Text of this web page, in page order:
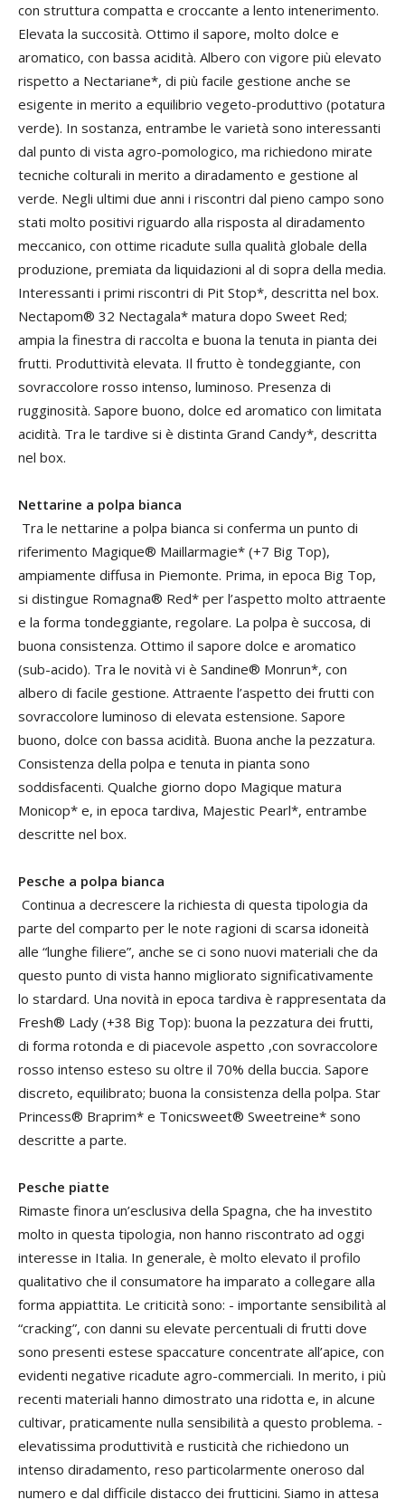
con struttura compatta e croccante a lento intenerimento.
Elevata la succosità. Ottimo il sapore, molto dolce e
aromatico, con bassa acidità. Albero con vigore più elevato
rispetto a Nectariane*, di più facile gestione anche se
esigente in merito a equilibrio vegeto-produttivo (potatura
verde). In sostanza, entrambe le varietà sono interessanti
dal punto di vista agro-pomologico, ma richiedono mirate
tecniche colturali in merito a diradamento e gestione al
verde. Negli ultimi due anni i riscontri dal pieno campo sono
stati molto positivi riguardo alla risposta al diradamento
meccanico, con ottime ricadute sulla qualità globale della
produzione, premiata da liquidazioni al di sopra della media.
Interessanti i primi riscontri di Pit Stop*, descritta nel box.
Nectapom® 32 Nectagala* matura dopo Sweet Red;
ampia la finestra di raccolta e buona la tenuta in pianta dei
frutti. Produttività elevata. Il frutto è tondeggiante, con
sovraccolore rosso intenso, luminoso. Presenza di
rugginosità. Sapore buono, dolce ed aromatico con limitata
acidità. Tra le tardive si è distinta Grand Candy*, descritta
nel box.
Nettarine a polpa bianca
Tra le nettarine a polpa bianca si conferma un punto di
riferimento Magique® Maillarmagie* (+7 Big Top),
ampiamente diffusa in Piemonte. Prima, in epoca Big Top,
si distingue Romagna® Red* per l’aspetto molto attraente
e la forma tondeggiante, regolare. La polpa è succosa, di
buona consistenza. Ottimo il sapore dolce e aromatico
(sub-acido). Tra le novità vi è Sandine® Monrun*, con
albero di facile gestione. Attraente l’aspetto dei frutti con
sovraccolore luminoso di elevata estensione. Sapore
buono, dolce con bassa acidità. Buona anche la pezzatura.
Consistenza della polpa e tenuta in pianta sono
soddisfacenti. Qualche giorno dopo Magique matura
Monicop* e, in epoca tardiva, Majestic Pearl*, entrambe
descritte nel box.
Pesche a polpa bianca
Continua a decrescere la richiesta di questa tipologia da
parte del comparto per le note ragioni di scarsa idoneità
alle “lunghe filiere”, anche se ci sono nuovi materiali che da
questo punto di vista hanno migliorato significativamente
lo stardard. Una novità in epoca tardiva è rappresentata da
Fresh® Lady (+38 Big Top): buona la pezzatura dei frutti,
di forma rotonda e di piacevole aspetto ,con sovraccolore
rosso intenso esteso su oltre il 70% della buccia. Sapore
discreto, equilibrato; buona la consistenza della polpa. Star
Princess® Braprim* e Tonicsweet® Sweetreine* sono
descritte a parte.
Pesche piatte
Rimaste finora un’esclusiva della Spagna, che ha investito
molto in questa tipologia, non hanno riscontrato ad oggi
interesse in Italia. In generale, è molto elevato il profilo
qualitativo che il consumatore ha imparato a collegare alla
forma appiattita. Le criticità sono: - importante sensibilità al
“cracking”, con danni su elevate percentuali di frutti dove
sono presenti estese spaccature concentrate all’apice, con
evidenti negative ricadute agro-commerciali. In merito, i più
recenti materiali hanno dimostrato una ridotta e, in alcune
cultivar, praticamente nulla sensibilità a questo problema. -
elevatissima produttività e rusticità che richiedono un
intenso diradamento, reso particolarmente oneroso dal
numero e dal difficile distacco dei frutticini. Siamo in attesa